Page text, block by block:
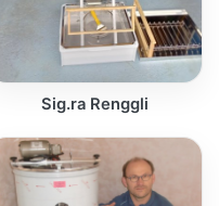
Sig.ra Renggli